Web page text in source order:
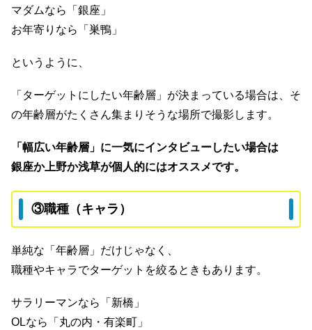
マダムなら「銀座」
お年寄りなら「巣鴨」
というように、
「ターゲットにしたい年齢層」が決まっている場合は、そ
の年齢層がたくさん集まりそうな場所で撮影します。
「幅広い年齢層」に一気にインタビューしたい場合は
銀座か上野か浅草が個人的にはオススメです。
③職種（キャラ）
単純な「年齢層」だけじゃなく、
職種やキャラでターゲットを絞るときもあります。
サラリーマンなら「新橋」
OLなら「丸の内・有楽町」